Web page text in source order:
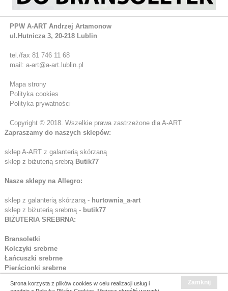
Zamknij
Strona korzysta z plików cookies w celu realizacji usług i
PPW A-ART Andrzej Artamonow
ul.Hutnicza 3, 20-218 Lublin
tel./fax 81 746 11 68
mail: a-art@a-art.lublin.pl
Mapa strony
Polityka cookies
Polityka prywatności
Copyright © 2018. Wszelkie prawa zastrzeżone dla A-ART
Zapraszamy do naszych sklepów:
sklep A-ART z galanterią skórzaną
sklep z biżuterią srebrą Butik77
Nasze sklepy na Allegro:
sklep z galanterią skórzaną - hurtownia_a-art
sklep z biżuterią srebrną - butik77
BIŻUTERIA SREBRNA:
Bransoletki
Kolczyki srebrne
Łańcuszki srebrne
Pierścionki srebrne
Różańce srebrne